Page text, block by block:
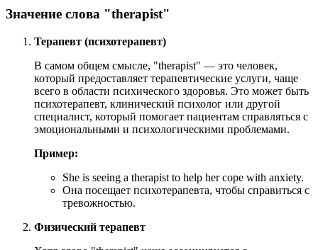
Значение слова "therapist"
Терапевт (психотерапевт)
В самом общем смысле, "therapist" — это человек,
который предоставляет терапевтические услуги, чаще
всего в области психического здоровья. Это может быть
психотерапевт, клинический психолог или другой
специалист, который помогает пациентам справляться с
эмоциональными и психологическими проблемами.
Пример:
She is seeing a therapist to help her cope with anxiety.
Она посещает психотерапевта, чтобы справиться с
тревожностью.
Физический терапевт